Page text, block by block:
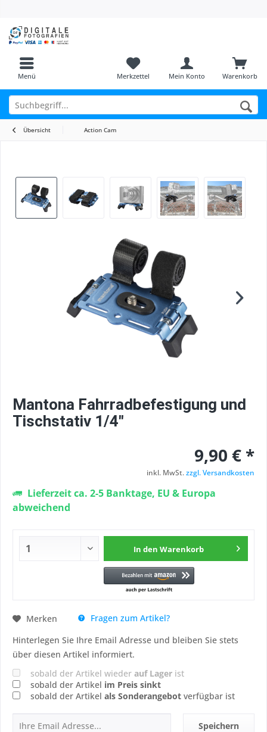
Menü Warenkorb
Merkzettel Mein Konto
Übersicht Action Cam
Mantona Fahrradbefestigung und
Tischstativ 1/4"
9,90 € *
inkl. MwSt.zzgl. Versandkosten
Lieferzeit ca. 2-5 Banktage, EU & Europa
abweichend
In den Warenkorb
Merken
Fragen zum Artikel?
Hinterlegen Sie Ihre Email Adresse und bleiben Sie stets
über diesen Artikel informiert.
sobald der Artikel wieder auf Lager ist
sobald der Artikel im Preis sinkt
sobald der Artikel als Sonderangebot verfügbar ist
Speichern